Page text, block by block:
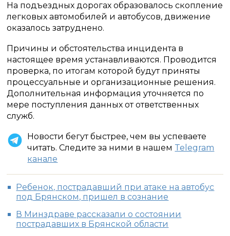
На подъездных дорогах образовалось скопление
легковых автомобилей и автобусов, движение
оказалось затруднено.
Причины и обстоятельства инцидента в
настоящее время устанавливаются. Проводится
проверка, по итогам которой будут приняты
процессуальные и организационные решения.
Дополнительная информация уточняется по
мере поступления данных от ответственных
служб.
Новости бегут быстрее, чем вы успеваете
читать. Следите за ними в нашем Telegram
канале
Ребенок, пострадавший при атаке на автобус
под Брянском, пришел в сознание
В Минздраве рассказали о состоянии
пострадавших в Брянской области